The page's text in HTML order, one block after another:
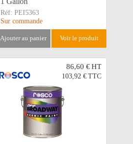
Réf: PEI5363
Sur commande
ajouter au panier voir le produit
86,60 €HT
103,92 € TTC